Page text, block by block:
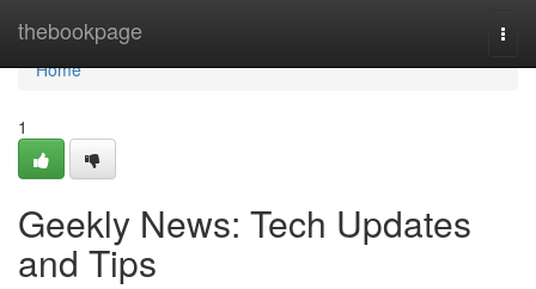
thebookpage
Home
Home
1
Geekly News: Tech Updates
and Tips